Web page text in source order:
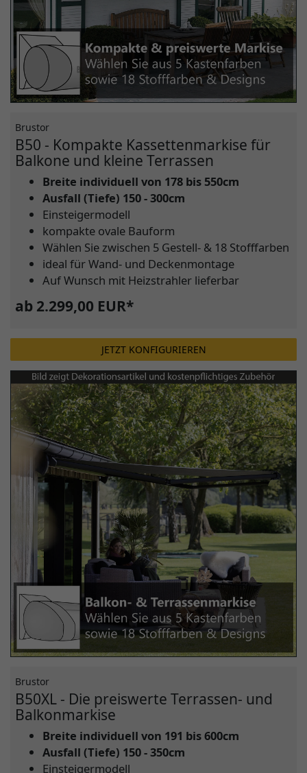
Brustor
B50 - Kompakte Kassettenmarkise für
Balkone und kleine Terrassen
Breite individuell von 178 bis 550cm
Ausfall (Tiefe) 150 - 300cm
Einsteigermodell
kompakte ovale Bauform
Wählen Sie zwischen 5 Gestell- & 18 Stofffarben
ideal für Wand- und Deckenmontage
Auf Wunsch mit Heizstrahler lieferbar
ab 2.299,00 EUR*
JETZT KONFIGURIEREN
Brustor
B50XL - Die preiswerte Terrassen- und
Balkonmarkise
Breite individuell von 191 bis 600cm
Ausfall (Tiefe) 150 - 350cm
Einsteigermodell